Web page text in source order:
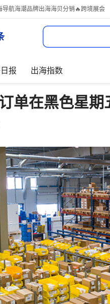
导航海潮品牌出海海贝分销 🔥跨境展会
报 出海指数
单在黑色星期